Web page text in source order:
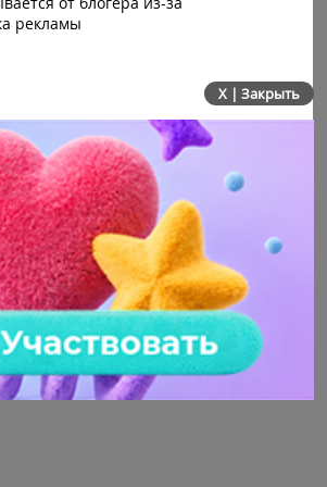
рекламы
X | Закрыть